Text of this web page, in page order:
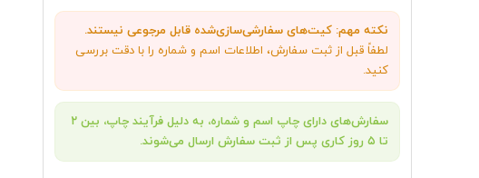
نکته مهم: کیت‌های سفارشی‌سازی‌شده قابل مرجوعی نیستند.
لطفاً قبل از ثبت سفارش، اطلاعات اسم و شماره را با دقت بررسی
کنید.
سفارش‌های دارای چاپ اسم و شماره، به دلیل فرآیند چاپ، بین ۲
تا ۵ روز کاری پس از ثبت سفارش ارسال می‌شوند.